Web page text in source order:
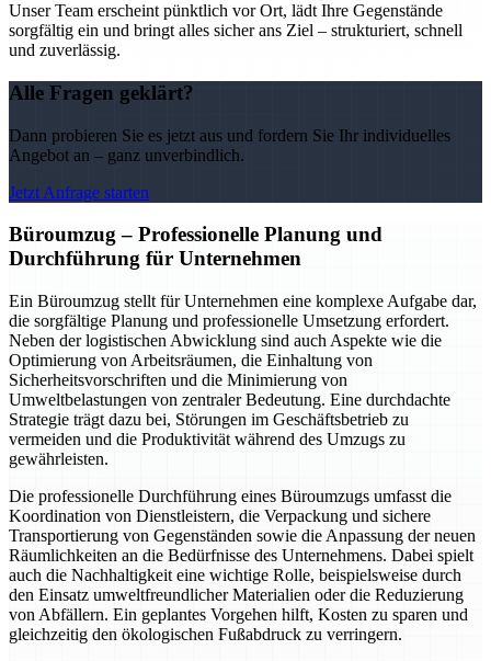
Unser Team erscheint pünktlich vor Ort, lädt Ihre Gegenstände
sorgfältig ein und bringt alles sicher ans Ziel – strukturiert, schnell
und zuverlässig.
Alle Fragen geklärt?
Dann probieren Sie es jetzt aus und fordern Sie Ihr individuelles
Angebot an – ganz unverbindlich.
Jetzt Anfrage starten
Büroumzug – Professionelle Planung und
Durchführung für Unternehmen
Ein Büroumzug stellt für Unternehmen eine komplexe Aufgabe dar,
die sorgfältige Planung und professionelle Umsetzung erfordert.
Neben der logistischen Abwicklung sind auch Aspekte wie die
Optimierung von Arbeitsräumen, die Einhaltung von
Sicherheitsvorschriften und die Minimierung von
Umweltbelastungen von zentraler Bedeutung. Eine durchdachte
Strategie trägt dazu bei, Störungen im Geschäftsbetrieb zu
vermeiden und die Produktivität während des Umzugs zu
gewährleisten.
Die professionelle Durchführung eines Büroumzugs umfasst die
Koordination von Dienstleistern, die Verpackung und sichere
Transportierung von Gegenständen sowie die Anpassung der neuen
Räumlichkeiten an die Bedürfnisse des Unternehmens. Dabei spielt
auch die Nachhaltigkeit eine wichtige Rolle, beispielsweise durch
den Einsatz umweltfreundlicher Materialien oder die Reduzierung
von Abfällern. Ein geplantes Vorgehen hilft, Kosten zu sparen und
gleichzeitig den ökologischen Fußabdruck zu verringern.